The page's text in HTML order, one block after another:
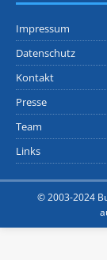
Impressum
Datenschutz
Kontakt
Presse
Team
Links
© 2003-2024